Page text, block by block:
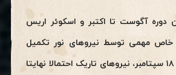
دوره آگوست تا اکتبر و اسکوئر اریس
خاص مهمی توسط نیروهای نور تکمیل
خواهد شد، و حدود ۱۸ سپتامبر، نیروهای تاریک احتمالا نهایتا